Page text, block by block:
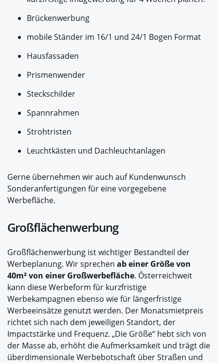
Brückenwerbung
mobile Ständer im 16/1 und 24/1 Bogen Format
Hausfassaden
Prismenwender
Steckschilder
Spannrahmen
Strohtristen
Leuchtkästen und Dachleuchtanlagen
Gerne übernehmen wir auch auf Kundenwunsch
Sonderanfertigungen für eine vorgegebene
Werbefläche.
Großflächenwerbung
Großflächenwerbung ist wichtiger Bestandteil der
Werbeplanung. Wir sprechen ab einer Größe von
40m² von einer Großwerbefläche. Österreichweit
kann diese Werbeform für kurzfristige
Werbekampagnen ebenso wie für längerfristige
Werbeeinsätze genutzt werden. Der Monatsmietpreis
richtet sich nach dem jeweiligen Standort, der
Impactstärke und Frequenz. „Die Größe“ hebt sich von
der Masse ab, erhöht die Aufmerksamkeit und trägt die
überdimensionale Werbebotschaft über Straßen und